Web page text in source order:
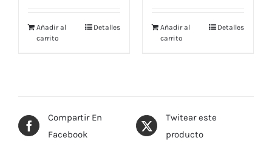
Añadir al
carrito
Detalles
Añadir al
carrito
Detalles
Compartir En
Facebook
Twitear este
producto